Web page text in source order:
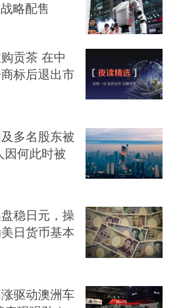
略配售
贡茶 在中
标后退出市
及多名股东被
因何此时被
稳日元，操
日货币基本
驱动澳洲车